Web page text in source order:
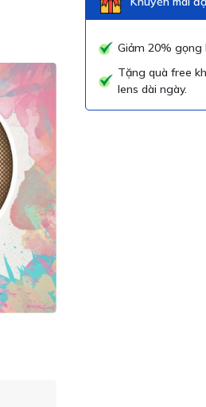
Giảm 20% gọng
Tặng quà free
lens dài ngày.